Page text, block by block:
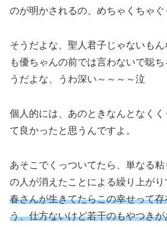
のが明かされるの、めちゃくちゃ
そうだよな、聖人君子じゃないも
も優ちゃんの前では言わないで聡
うだよな、うわ深い～～～～泣
個人的には、あのときなんとなくく
て良かったと思うんですよ。
あそこでくっついてたら、単なる
の人が消えたことによる繰り上がり
春さんが生きてたらこの幸せって
う、仕方ないけど若干のもやつき